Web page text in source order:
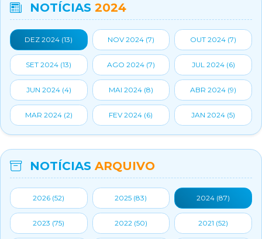
NOTÍCIAS 2024
DEZ 2024 (13) NOV 2024 (7) OUT 2024 (7)
SET 2024 (13) AGO 2024 (7) JUL 2024 (6)
JUN 2024 (4) MAI 2024 (8) ABR 2024 (9)
MAR 2024 (2) FEV 2024 (6) JAN 2024 (5)
NOTÍCIAS ARQUIVO
2026 (52) 2025 (83) 2024 (87)
2023 (75) 2022 (50) 2021 (52)